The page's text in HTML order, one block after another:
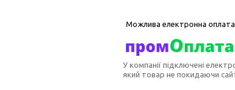
У компанії підключені
який товар не покидаючи